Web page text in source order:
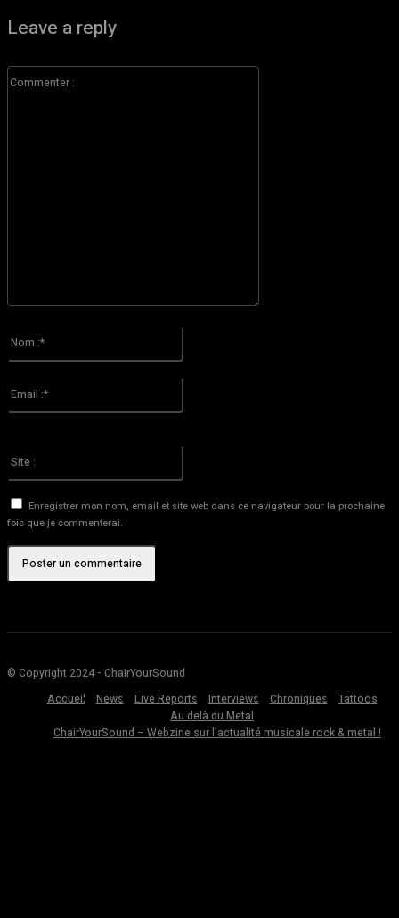
Leave a reply
Commenter
Nom
Email
Site
Enregistrer mon nom, email et site web dans ce navigateur pour la prochaine
fois que je commenterai.
© Copyright 2024 - ChairYourSound
Accueil
News Live Reports Interviews Chroniques
Tattoos
Au delà du Metal
ChairYourSound – Webzine sur l’actualité musicale rock & metal !